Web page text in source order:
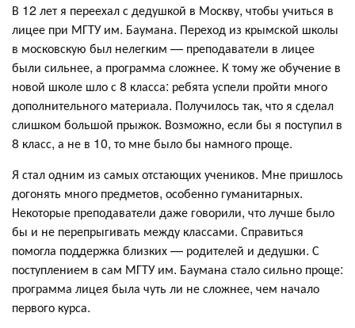
В 12 лет я переехал с дедушкой в Москву, чтобы учиться в
лицее при МГТУ им. Баумана. Переход из крымской школы
в московскую был нелегким — преподаватели в лицее
были сильнее, а программа сложнее. К тому же обучение в
новой школе шло с 8 класса: ребята успели пройти много
дополнительного материала. Получилось так, что я сделал
слишком большой прыжок. Возможно, если бы я поступил в
8 класс, а не в 10, то мне было бы намного проще.
Я стал одним из самых отстающих учеников. Мне пришлось
догонять много предметов, особенно гуманитарных.
Некоторые преподаватели даже говорили, что лучше было
бы и не перепрыгивать между классами. Справиться
помогла поддержка близких — родителей и дедушки. С
поступлением в сам МГТУ им. Баумана стало сильно проще:
программа лицея была чуть ли не сложнее, чем начало
первого курса.